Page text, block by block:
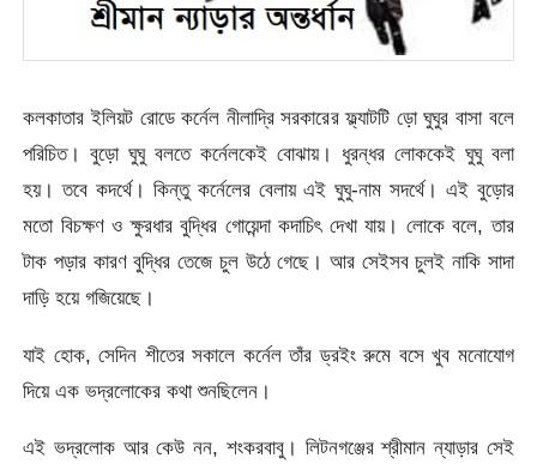
কলকাতার ইলিয়ট রোডে কর্নেল নীলাদ্রি সরকারের ফ্ল্যাটটি ড়ো ঘুঘুর বাসা বলে
পরিচিত। বুড়ো ঘুঘু বলতে কর্নেলকেই বোঝায়। ধুরন্ধর লোককেই ঘুঘু বলা
হয়। তবে কদর্থে। কিন্তু কর্নেলের বেলায় এই ঘুঘু-নাম সদর্থে। এই বুড়োর
মতো বিচক্ষণ ও ক্ষুরধার বুদ্ধির গোয়েন্দা কদাচিৎ দেখা যায়। লোকে বলে, তার
টাক পড়ার কারণ বুদ্ধির তেজে চুল উঠে গেছে। আর সেইসব চুলই নাকি সাদা
দাড়ি হয়ে গজিয়েছে।
যাই হোক, সেদিন শীতের সকালে কর্নেল তাঁর ড্রইং রুমে বসে খুব মনোযোগ
দিয়ে এক ভদ্রলোকের কথা শুনছিলেন।
এই ভদ্রলোক আর কেউ নন, শংকরবাবু। লিটনগঞ্জের শ্রীমান ন্যাড়ার সেই